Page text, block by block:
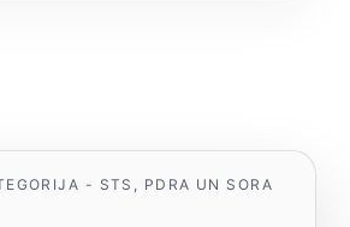
- STS, PDRA UN SORA